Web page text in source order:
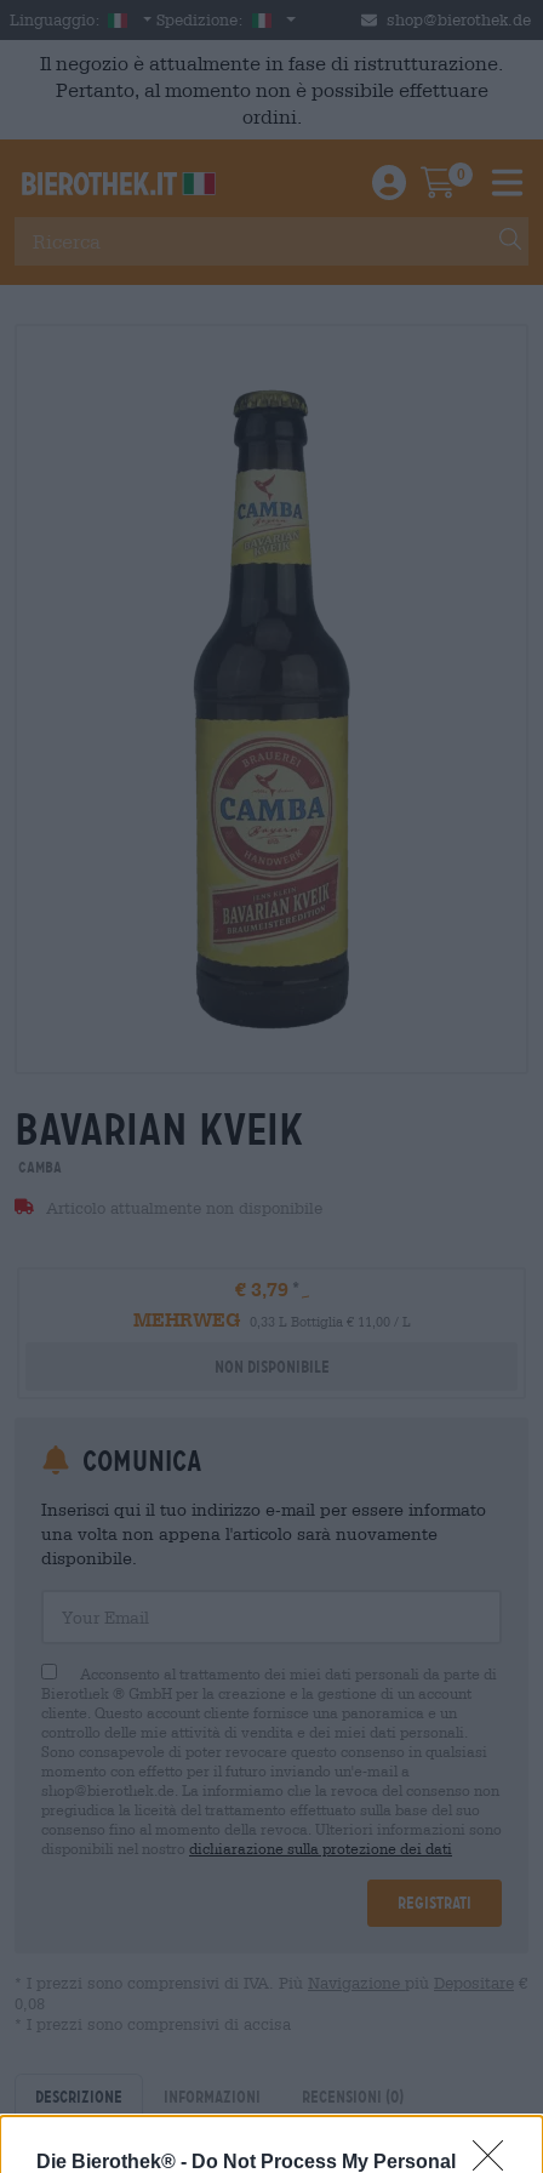
Die Bierothek® - Do Not Process My Personal
Skip to main content
Linguaggio: Italian
Spedizione: Italia shop@bierothek.de
Il negozio è attualmente in fase di ristrutturazione.
Pertanto, al momento non è possibile effettuare
ordini.
Einloggen /
0
bavarian kveik
Camba
Articolo attualmente non disponibile
€ 3,79
MEHRWEG
0,33 L Bottiglia € 11,00 / L
Non disponibile
Comunica
Inserisci qui il tuo indirizzo e-mail per essere informato
una volta non appena l'articolo sarà nuovamente
disponibile.
Acconsento al trattamento dei miei dati personali da parte di
Bierothek ® GmbH per la creazione e la gestione di un account
cliente. Questo account cliente fornisce una panoramica e un
controllo delle mie attività di vendita e dei miei dati personali.
Sono consapevole di poter revocare questo consenso in qualsiasi
momento con effetto per il futuro inviando un'e-mail a
shop@bierothek.de. La informiamo che la revoca del consenso non
pregiudica la liceità del trattamento effettuato sulla base del suo
consenso fino al momento della revoca. Ulteriori informazioni sono
disponibili nel nostro dichiarazione sulla protezione dei dati
Registrati
* I prezzi sono comprensivi di IVA. Più Navigazione più Depositare €
0,08
* I prezzi sono comprensivi di accisa
Descrizione Informazioni Recensioni (0)